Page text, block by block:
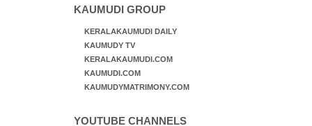
KAUMUDI GROUP
KERALAKAUMUDI DAILY
KAUMUDY TV
KERALAKAUMUDI.COM
KAUMUDI.COM
KAUMUDYMATRIMONY.COM
YOUTUBE CHANNELS